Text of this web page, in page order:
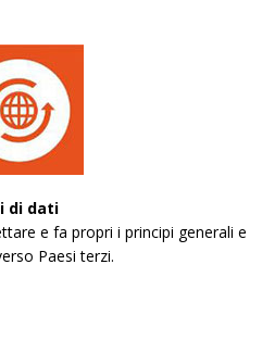
di dati
e fa propri i principi generali e
Paesi terzi.